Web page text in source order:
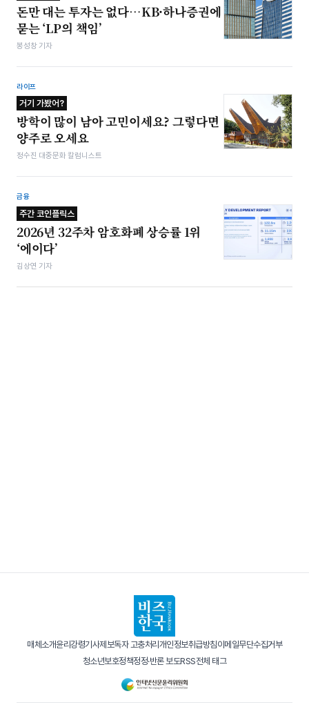
돈만 대는 투자는 없다…KB·하나증권에
묻는 ‘LP의 책임’
봉성창 기자
라이프
거기 가봤어?
방학이 많이 남아 고민이세요? 그렇다면
양주로 오세요
정수진 대중문화 칼럼니스트
금융
주간 코인플릭스
2026년 32주차 암호화폐 상승률 1위
‘에이다’
김상연 기자
매체소개윤리강령기사제보독자 고충처리 개인정보취급방침이메일무단수집거부
청소년보호정책정정·반론 보도RSS전체 태그